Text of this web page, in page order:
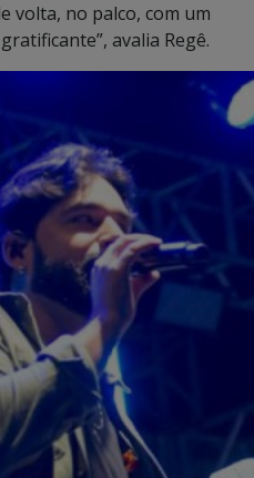
volta, no palco, com um
avalia Regê.